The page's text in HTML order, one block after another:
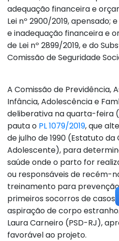
adequação financeira e
Lei nº 2900/2019,
e inadequação financeira e
de Lei nº 2899/2019, e do
Comissão de Seguridade
A Comissão de Previdência,
Infância, Adolescência e
deliberativa na quarta-feira
pauta o PL 1079/2019, que
de julho de 1990 (Estatuto da
Adolescente), para
saúde onde o parto for
ou responsáveis de recém-
treinamento para
primeiros socorros de
aspiração de corpo
Laura Carneiro (PSD-RJ),
favorável ao projeto.